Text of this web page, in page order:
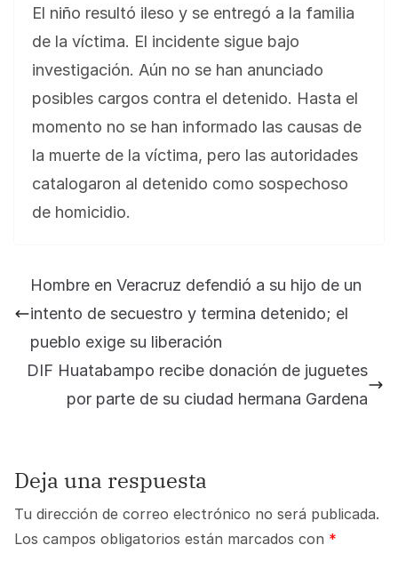
El niño resultó ileso y se entregó a la familia
de la víctima. El incidente sigue bajo
investigación. Aún no se han anunciado
posibles cargos contra el detenido. Hasta el
momento no se han informado las causas de
la muerte de la víctima, pero las autoridades
catalogaron al detenido como sospechoso
de homicidio.
Hombre en Veracruz defendió a su hijo de un
intento de secuestro y termina detenido; el
pueblo exige su liberación
DIF Huatabampo recibe donación de juguetes
por parte de su ciudad hermana Gardena
Deja una respuesta
Tu dirección de correo electrónico no será publicada.
Los campos obligatorios están marcados con *